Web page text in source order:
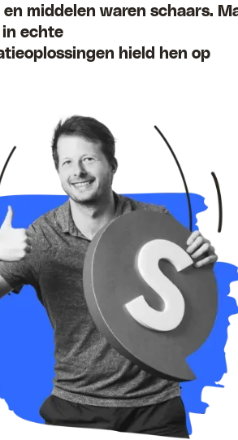
middelen waren schaars.
in echte
hield hen op